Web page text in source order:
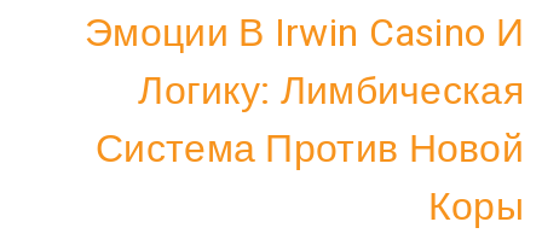
Эмоции В Irwin
Логику:
Система Против